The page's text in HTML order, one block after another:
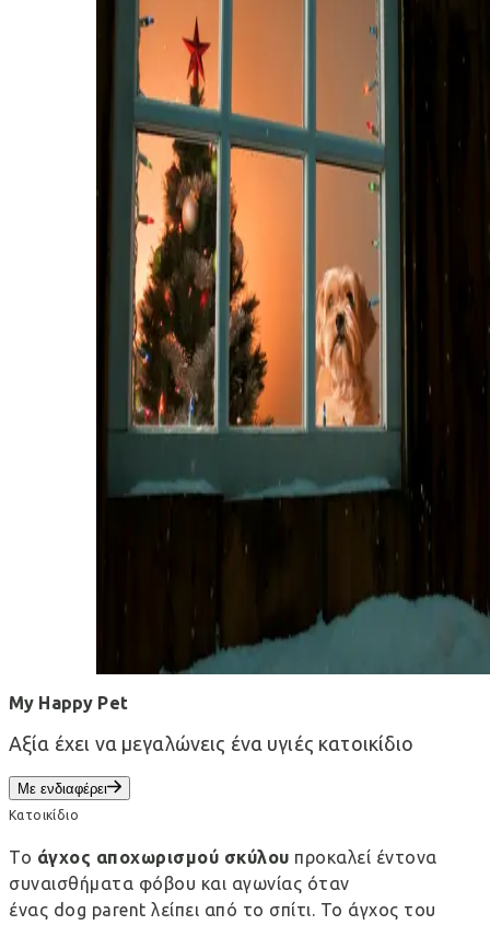
My Happy Pet
Αξία έχει να μεγαλώνεις ένα υγιές κατοικίδιο
Με ενδιαφέρει
Κατοικίδιο
Το άγχος αποχωρισμού σκύλου προκαλεί έντονα
συναισθήματα φόβου και αγωνίας όταν
ένας dog parent λείπει από το σπίτι. Το άγχος του